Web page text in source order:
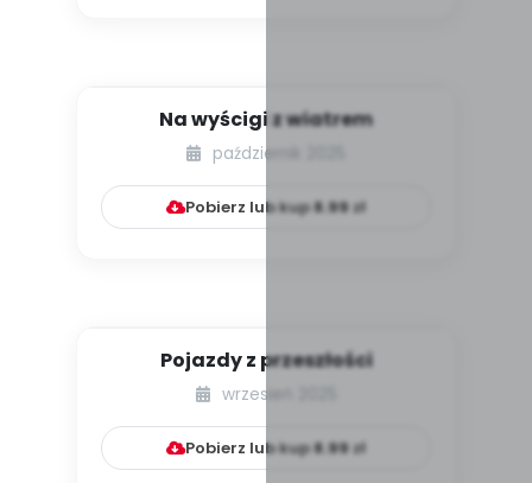
Na wyścigi z wiatrem
październik 2025
Pobierz lub kup8.99zł
Pojazdy z przeszłości
wrzesień 2025
Pobierz lub kup8.99 zł